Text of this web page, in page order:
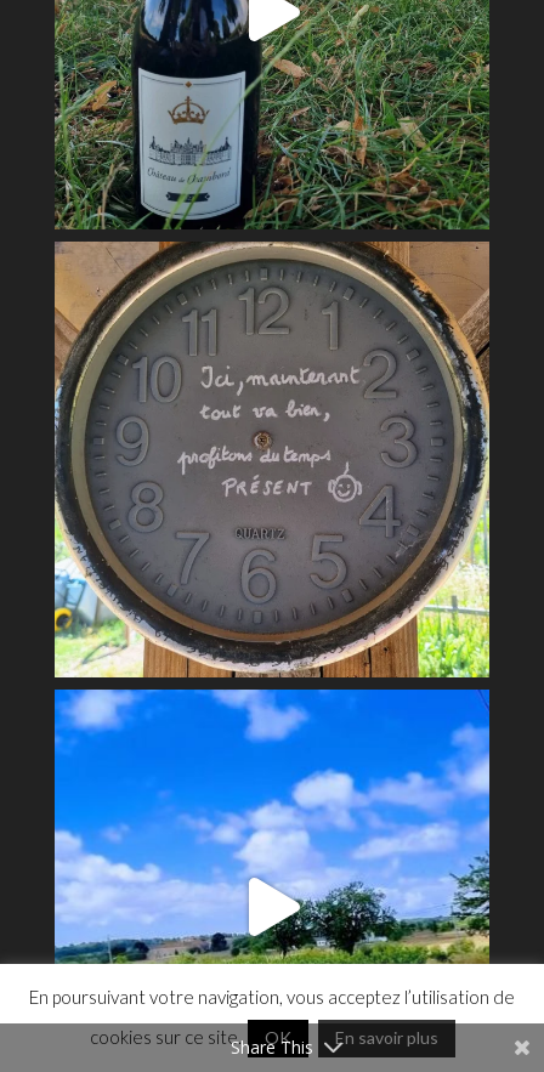
En poursuivant votre navigation, vous acceptez l’utilisation de
cookies sur ce site.
OK En savoir plus
Share This